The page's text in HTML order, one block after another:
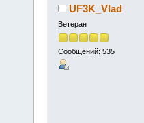
UF3K_Vlad
Ветеран
Сообщений: 535